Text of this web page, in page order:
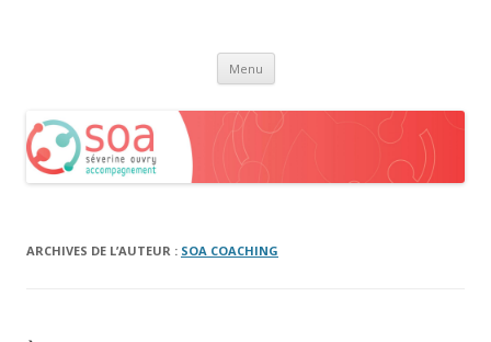
Menu Aller
contenu
ARCHIVES DE L’AUTEUR : SOA COACHING